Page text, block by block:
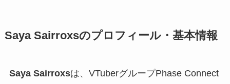
Saya Sairroxsのプロフィール・基本情報
Saya Sairroxsは、VTuberグループPhase Connect